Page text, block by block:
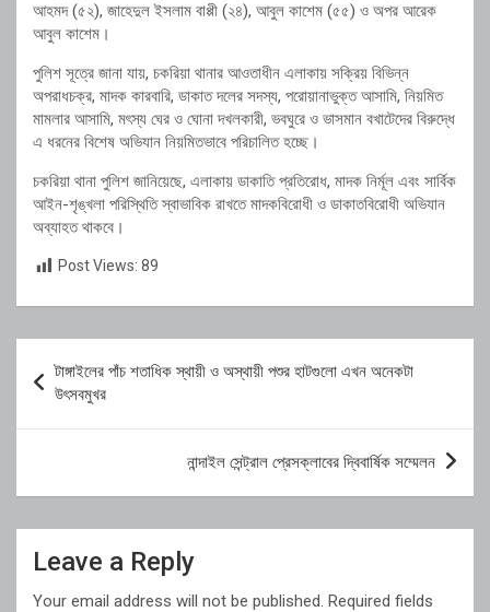
আহমদ (৫২), জাহেদুল ইসলাম বাপ্পী (২৪), আবুল কাশেম (৫৫) ও অপর আরেক
আবুল কাশেম।
পুলিশ সূত্রে জানা যায়, চকরিয়া থানার আওতাধীন এলাকায় সক্রিয় বিভিন্ন
অপরাধচক্র, মাদক কারবারি, ডাকাত দলের সদস্য, পরোয়ানাভুক্ত আসামি, নিয়মিত
মামলার আসামি, মৎস্য ঘের ও ঘোনা দখলকারী, ভবঘুরে ও ভাসমান বখাটেদের বিরুদ্ধে
এ ধরনের বিশেষ অভিযান নিয়মিতভাবে পরিচালিত হচ্ছে।
চকরিয়া থানা পুলিশ জানিয়েছে, এলাকায় ডাকাতি প্রতিরোধ, মাদক নির্মূল এবং সার্বিক
আইন-শৃঙ্খলা পরিস্থিতি স্বাভাবিক রাখতে মাদকবিরোধী ও ডাকাতবিরোধী অভিযান
অব্যাহত থাকবে।
Post Views: 89
navigation
টাঙ্গাইলের পাঁচ শতাধিক স্থায়ী ও অস্থায়ী পশুর হাটগুলো এখন অনেকটা
উৎসবমুখর
নান্দাইল সেন্ট্রাল প্রেসক্লাবের দ্বিবার্ষিক সম্মেলন
Leave a Reply
Your email address will not be published. Required fields